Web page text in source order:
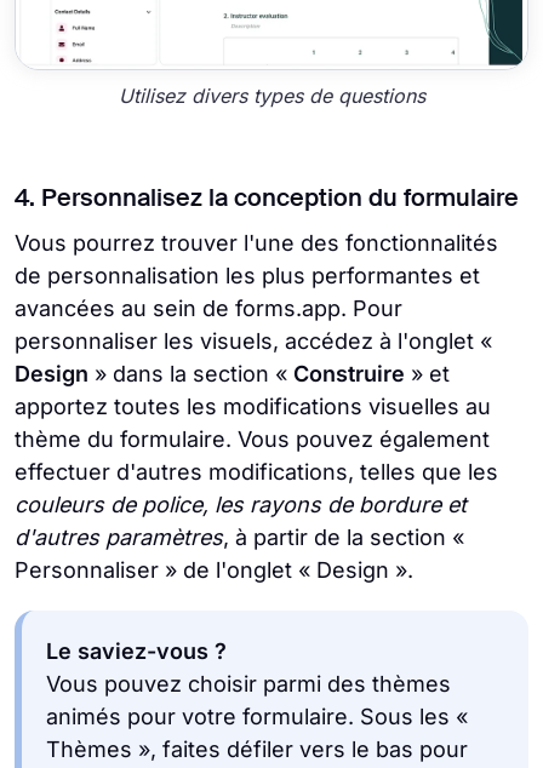
Utilisez divers types de questions
4. Personnalisez la conception du formulaire
Vous pourrez trouver l'une des fonctionnalités
de personnalisation les plus performantes et
avancées au sein de forms.app. Pour
personnaliser les visuels, accédez à l'onglet «
Design » dans la section « Construire » et
apportez toutes les modifications visuelles au
thème du formulaire. Vous pouvez également
effectuer d'autres modifications, telles que les
couleurs de police, les rayons de bordure et
d'autres paramètres, à partir de la section «
Personnaliser » de l'onglet « Design ».
Le saviez-vous ?
Vous pouvez choisir parmi des thèmes
animés pour votre formulaire. Sous les «
Thèmes », faites défiler vers le bas pour